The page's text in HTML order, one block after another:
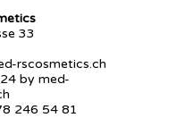
33
rscosmetics.ch
by med-
246 54 81